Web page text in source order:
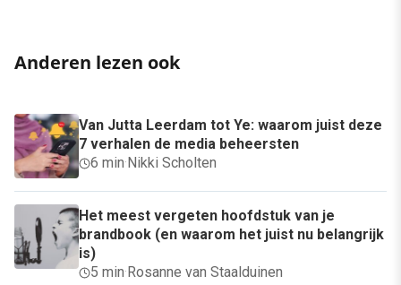
Anderen lezen ook
Van Jutta Leerdam tot Ye: waarom juist deze
7 verhalen de media beheersten
6 min· Nikki Scholten
Het meest vergeten hoofdstuk van je
brandbook (en waarom het juist nu belangrijk
is)
5 min· Rosanne van Staalduinen